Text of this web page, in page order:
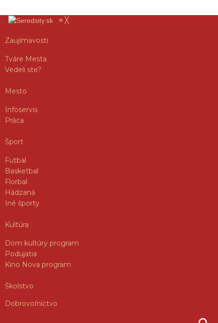
≡ ╳
Zaujímavosti
Tváre Mesta
Vedeli ste?
Mesto
Infoservis
Práca
Šport
Futbal
Basketbal
Florbal
Hádzaná
Iné športy
Kultúra
Dom kultúry program
Podujatia
Kino Nova program
Školstvo
Dobrovoľníctvo